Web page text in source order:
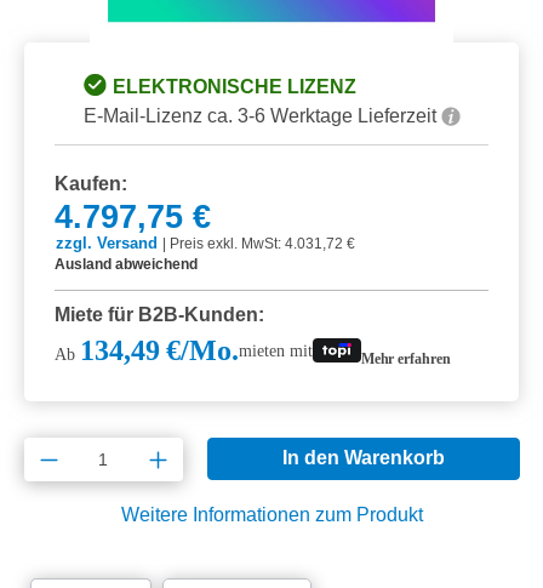
ELEKTRONISCHE LIZENZ
E-Mail-Lizenz ca. 3-6 Werktage Lieferzeit
Kaufen:
4.797,75 €
zzgl. Versand | Preis exkl. MwSt: 4.031,72 €
Ausland abweichend
Miete für B2B-Kunden:
Ab 134,49 €/Mo.mieten mit Mehr erfahren
Produkt Anzahl: Gib den gewünschten
In den Warenkorb
Weitere Informationen zum Produkt